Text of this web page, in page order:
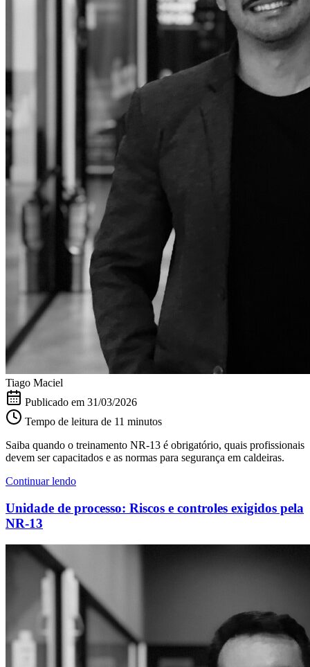
Tiago Maciel
Publicado em 31/03/2026
Tempo de leitura de 11 minutos
Saiba quando o treinamento NR-13 é obrigatório, quais profissionais
devem ser capacitados e as normas para segurança em caldeiras.
Continuar lendo
Unidade de processo: Riscos e controles exigidos pela
NR-13